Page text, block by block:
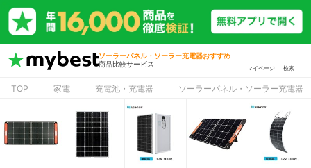
ソーラーパネル・ソーラー充電器おすすめ
商品比較サービス
マイページ 検索
TOP 家電 充電池・充電器 ソーラーパネル・ソーラー充電器